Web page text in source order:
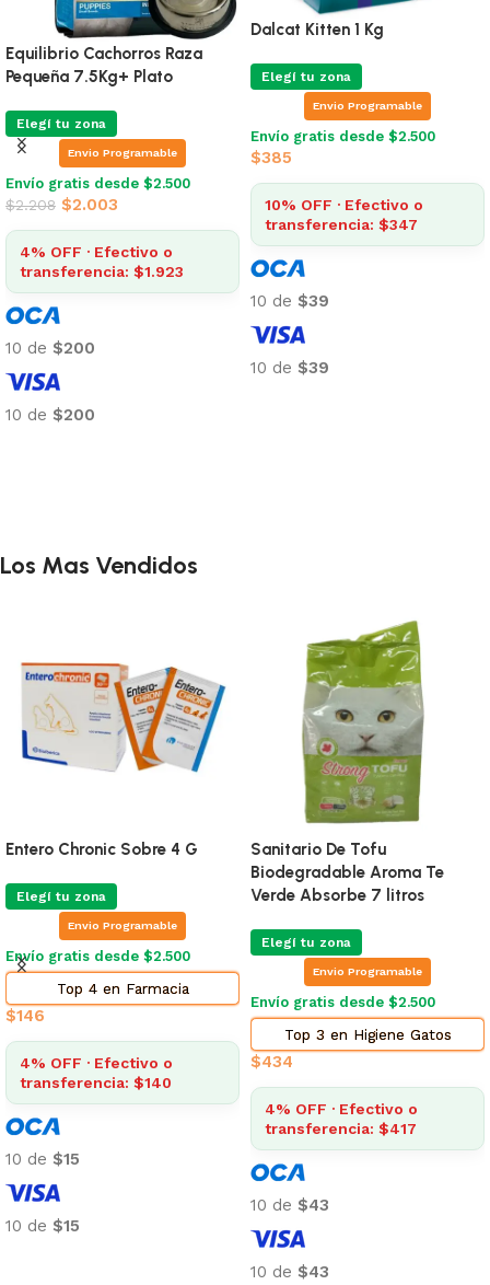
Dalcat Adulto 1 Kg
Elegí tu zona
Envío gratis desde $2.500
341
10% OFF · Efectivo o
Dalcat Castrado 1 Kg
Elegí tu zona
Envio Programable
Envío gratis desde $2.500
$361
10% OFF · Efectivo o
transferencia: $325
10 de $36
10 de $36
Los Mas Vendidos
Entero Chronic Sobre 4 G
Elegí tu zona
Envio Programable
Envío gratis desde $2.500
Top 4 en Farmacia
$146
4% OFF · Efectivo o
transferencia: $140
10 de $15
10 de $15
Sanitario De Tofu
Biodegradable Aroma Te
Verde Absorbe 7 litros
Elegí tu zona
Envio Programable
Envío gratis desde $2.500
Top 3 en Higiene Gatos
$434
4% OFF · Efectivo o
transferencia: $417
10 de $43
10 de $43